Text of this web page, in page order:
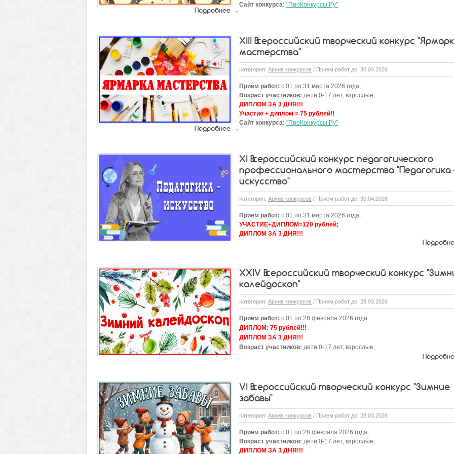
Сайт конкурса: "ПроКонкурсы.Ру"
Подробнее →
XIII Всероссийский творческий конкурс
мастерства"
Категория: Архив конкурсов / Прием работ до: 30.04.2026
Приём работ: с 01 по 31 марта 2026 года;
Возраст участников: дети 0-17 лет, взрослые;
ДИПЛОМ ЗА 3 ДНЯ!!!
Участие + диплом = 75 рублей!!
Сайт конкурса: "ПроКонкурсы.Ру"
Подробнее →
XI Всероссийский конкурс педагогического
профессионального мастерства "Педагогика
искусство"
Категория: Архив конкурсов / Прием работ до: 30.04.2026
Приём работ: с 01 по 31 марта 2026 года;
УЧАСТИЕ+ДИПЛОМ=120 рублей;
ДИПЛОМ ЗА 3 ДНЯ!!!
XXIV Всероссийский творческий конкурс
калейдоскоп"
Категория: Архив конкурсов / Прием работ до: 28.03.2026
Прием работ: с 01 по 28 февраля 2026 года
ДИПЛОМ: 75 рублей!!!
ДИПЛОМ ЗА 3 ДНЯ!!!
Возраст участников: дети 0-17 лет, взрослые;
VI Всероссийский творческий конкурс "Зимние
забавы"
Категория: Архив конкурсов / Прием работ до: 28.03.2026
Приём работ: с 01 по 28 февраля 2026 года;
Возраст участников: дети 0-17 лет, взрослые;
ДИПЛОМ ЗА 3 ДНЯ!!!